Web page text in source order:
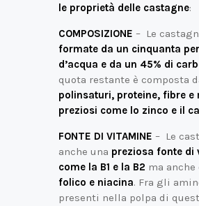
le proprietà delle castagne:
COMPOSIZIONE – Le
formate da un cinquanta
d’acqua e da un 45% di
quota restante è composta
polinsaturi, proteine, fibre e
preziosi come lo zinco e il
FONTE DI VITAMINE – Le
anche una preziosa fonte di
come la B1 e la B2 ma anche
folico e niacina. Fra gli
presenti nella polpa di